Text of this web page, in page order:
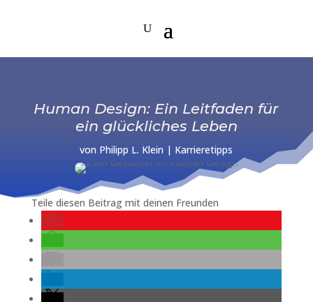
Human Design: Ein Leitfaden für
ein glückliches Leben
von Philipp L. Klein | Karrieretipps
Teile diesen Beitrag mit deinen Freunden